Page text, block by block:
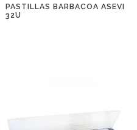
PASTILLAS BARBACOA ASEVI
32U